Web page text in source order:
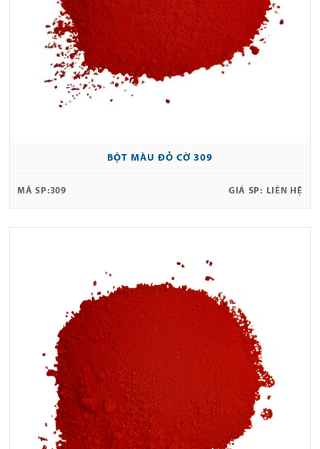
BỘT MÀU ĐỎ CỜ 309
MÃ SP:309 GIÁ SP: LIÊN HỆ